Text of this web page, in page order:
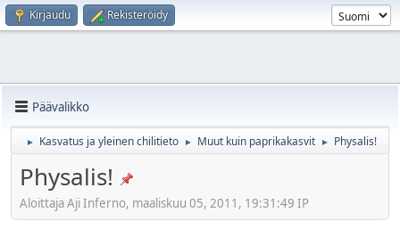
Kirjaudu Rekisteröidy
Päävalikko
► Kasvatus ja yleinen chilitieto ► Muut kuin paprikakasvit ► Physalis!
Physalis!
Aloittaja Aji Inferno, maaliskuu 05, 2011, 19:31:49 IP